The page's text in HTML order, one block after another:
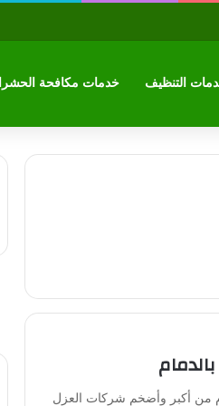
التنظيف خدمات مكافحة
من أكبر وأضخم شركات العزل